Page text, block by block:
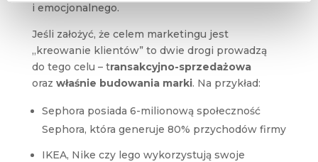
i emocjonalnego.
Jeśli założyć, że celem marketingu jest
„kreowanie klientów” to dwie drogi prowadzą
do tego celu – transakcyjno-sprzedażowa
oraz właśnie budowania marki. Na przykład:
Sephora posiada 6-milionową społeczność
Sephora, która generuje 80% przychodów firmy
IKEA, Nike czy lego wykorzystują swoje